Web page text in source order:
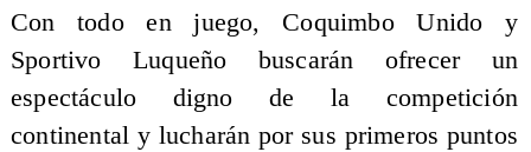
​Con todo en juego, Coquimbo Unido y
Sportivo Luqueño buscarán ofrecer un
espectáculo digno de la competición
continental y lucharán por sus primeros puntos